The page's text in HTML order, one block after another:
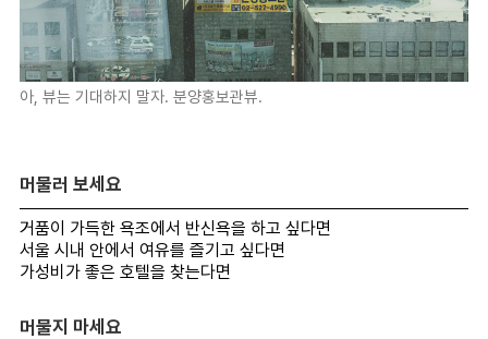
아, 뷰는 기대하지 말자. 분양홍보관뷰.
머물러 보세요
거품이 가득한 욕조에서 반신욕을 하고 싶다면
서울 시내 안에서 여유를 즐기고 싶다면
가성비가 좋은 호텔을 찾는다면
머물지 마세요